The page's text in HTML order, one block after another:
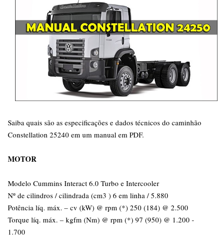
Saiba quais são as especificações e dados técnicos do caminhão
Constellation 25240 em um manual em PDF.
MOTOR
Modelo Cummins Interact 6.0 Turbo e Intercooler
Nº de cilindros / cilindrada (cm3 ) 6 em linha / 5.880
Potência líq. máx. – cv (kW) @ rpm (*) 250 (184) @ 2.500
Torque líq. máx. – kgfm (Nm) @ rpm (*) 97 (950) @ 1.200 -
1.700